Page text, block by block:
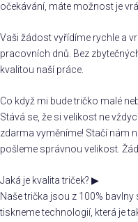
očekávání, máte možnost je
Vaši žádost vyřídíme rychle a
pracovních dnů. Bez
kvalitou naší práce.
Co když mi bude tričko malé
Stává se, že si velikost ne
zdarma vyměníme! Stačí nám
pošleme správnou velikost.
Jaká je kvalita triček? ▶
Naše trička jsou z 100%
tiskneme technologií, která je